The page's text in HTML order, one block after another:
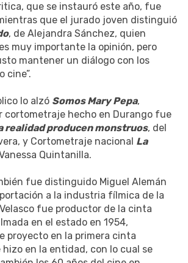
que se instauró este año, fue
que el jurado joven distinguió
, de Alejandra Sánchez, quien
muy importante la opinión, pero
mantener un diálogo con los
cine”.
lo alzó Somos Mary Pepa,
cortometraje hecho en Durango fue
realidad producen monstruos, del
y Cortometraje nacional La
Quintanilla.
fue distinguido Miguel Alemán
a la industria fílmica de la
fue productor de la cinta
en el estado en 1954,
proyecto en la primera cinta
en la entidad, con lo cual se